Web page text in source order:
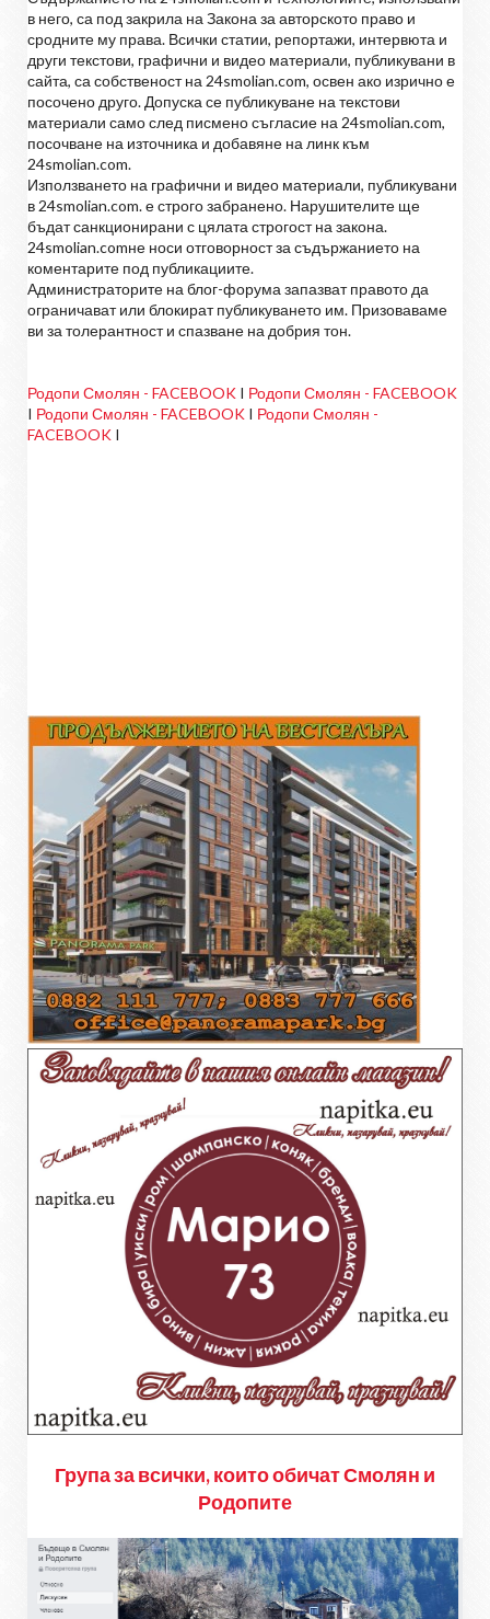
в него, са под закрила на Закона за авторското право и
сродните му права. Всички статии, репортажи, интервюта и
други текстови, графични и видео материали, публикувани в
сайта, са собственост на 24smolian.com, освен ако изрично е
посочено друго. Допуска се публикуване на текстови
материали само след писмено съгласие на 24smolian.com,
посочване на източника и добавяне на линк към
24smolian.com.
Използването на графични и видео материали, публикувани
в 24smolian.com. е строго забранено. Нарушителите ще
бъдат санкционирани с цялата строгост на закона.
24smolian.comне носи отговорност за съдържанието на
коментарите под публикациите.
Администраторите на блог-форума запазват правото да
ограничават или блокират публикуването им. Призоваваме
ви за толерантност и спазване на добрия тон.
Родопи Смолян - FACEBOOK I Родопи Смолян - FACEBOOK
I Родопи Смолян - FACEBOOK I Родопи Смолян -
FACEBOOK I
Група за всички, които обичат Смолян и
Родопите